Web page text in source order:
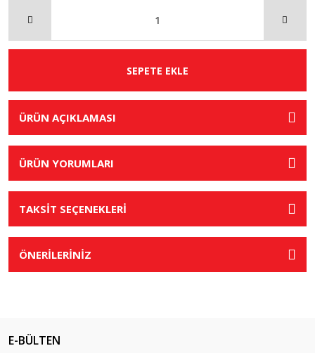
SEPETE EKLE
ÜRÜN AÇIKLAMASI
ÜRÜN YORUMLARI
TAKSİT SEÇENEKLERİ
ÖNERİLERİNİZ
E-BÜLTEN